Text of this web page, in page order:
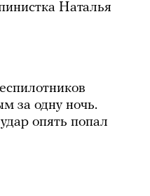
Наталья
за одну ночь.
опять попал